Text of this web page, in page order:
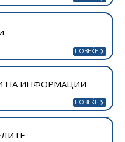
НА ИНФОРМАЦИИ